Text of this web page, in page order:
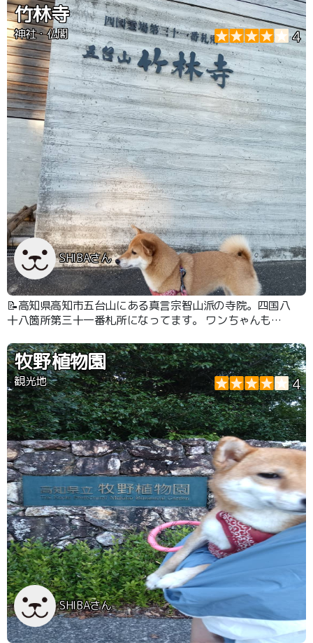
竹林寺
神社・仏閣 4
SHIBAさん
📝高知県高知市五台山にある真言宗智山派の寺院。四国八
十八箇所第三十一番札所になってます。 ワンちゃんも境
牧野植物園
観光地 4
SHIBAさん